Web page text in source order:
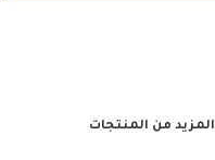
المزيد من المنتجات